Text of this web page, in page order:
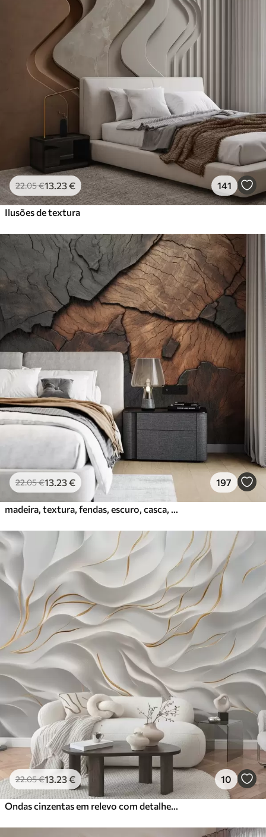
22.05€13 .23€ 141
Ilusões de textura
22.05€13 .23€ 197
22.05€13 .23€ 10